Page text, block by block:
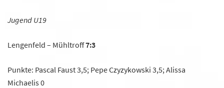
Jugend U19
Lengenfeld – Mühltroff7:3
Punkte: Pascal Faust 3,5; Pepe Czyzykowski 3,5; Alissa
Michaelis 0